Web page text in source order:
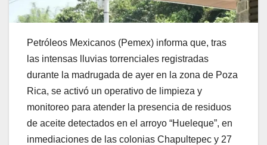
Petróleos Mexicanos (Pemex) informa que, tras
las intensas lluvias torrenciales registradas
durante la madrugada de ayer en la zona de Poza
Rica, se activó un operativo de limpieza y
monitoreo para atender la presencia de residuos
de aceite detectados en el arroyo “Hueleque”, en
inmediaciones de las colonias Chapultepec y 27